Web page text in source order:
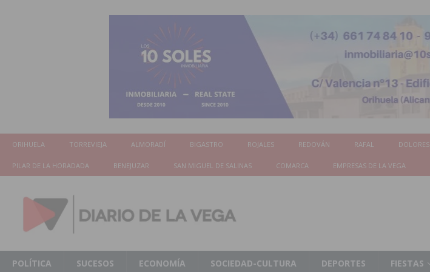
ORIHUELA TORREVIEJA ALMORADÍ BIGASTRO ROJALES REDOVÁN RAFAL DOLORES
PILAR DE LA HORADADA BENEJUZAR SAN MIGUEL DE SALINAS COMARCA EMPRESAS DE LA VEGA
POLÍTICA SUCESOS ECONOMÍA SOCIEDAD-CULTURA DEPORTES FIESTAS